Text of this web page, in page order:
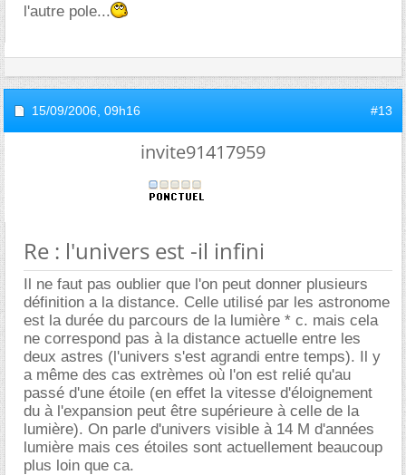
l'autre pole...
15/09/2006, 09h16 #13
invite91417959
Re : l'univers est -il infini
Il ne faut pas oublier que l'on peut donner plusieurs
définition a la distance. Celle utilisé par les astronome
est la durée du parcours de la lumière * c. mais cela
ne correspond pas à la distance actuelle entre les
deux astres (l'univers s'est agrandi entre temps). Il y
a même des cas extrèmes où l'on est relié qu'au
passé d'une étoile (en effet la vitesse d'éloignement
du à l'expansion peut être supérieure à celle de la
lumière). On parle d'univers visible à 14 M d'années
lumière mais ces étoiles sont actuellement beaucoup
plus loin que ca.